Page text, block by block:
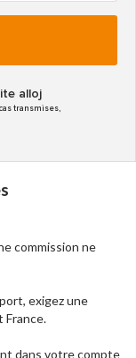
alloj
transmises,
commission ne
exigez une
France.
dans votre compte